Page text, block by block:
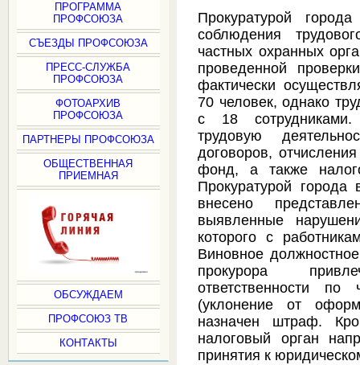
ПРОГРАММА
ПРОФСОЮЗА
СЪЕЗДЫ ПРОФСОЮЗА
ПРЕСС-СЛУЖБА
ПРОФСОЮЗА
ФОТОАРХИВ
ПРОФСОЮЗА
ПАРТНЕРЫ ПРОФСОЮЗА
ОБЩЕСТВЕННАЯ
ПРИЕМНАЯ
ОБСУЖДАЕМ
ПРОФСОЮЗ ТВ
КОНТАКТЫ
Прокуратурой
соблюдения
частных охранных
проведенной
фактически
70 человек, однако
с 18
трудовую
договоров,
фонд, а также
Прокуратурой города
внесено
выявленные
которого с
Виновное
прокурора
ответственности
(уклонение от
назначен штраф.
налоговый орган
принятия к